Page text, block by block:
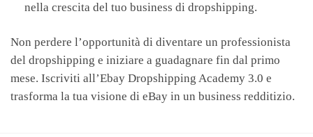
nella crescita del tuo business di dropshipping.
Non perdere l’opportunità di diventare un professionista
del dropshipping e iniziare a guadagnare fin dal primo
mese. Iscriviti all’Ebay Dropshipping Academy 3.0 e
trasforma la tua visione di eBay in un business redditizio.